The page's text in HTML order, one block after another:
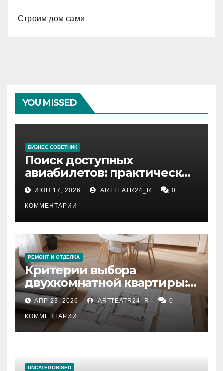
Строим дом сами
YOU MISSED
БИЗНЕС СОВЕТНИК
Поиск доступных
авиабилетов: практические
рекомендации
ИЮН 17, 2026 ARTTEATR24_R 0
КОММЕНТАРИИ
РЕМОНТ И ОТДЕЛКА
Критерии выбора
двухкомнатной квартиры:
планировка, площадь,
состояние и документация
АПР 23, 2026 ARTTEATR24_R 0
КОММЕНТАРИИ
UNCATEGORISED